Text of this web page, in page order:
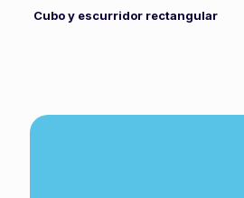
Cubo y escurridor rectangular